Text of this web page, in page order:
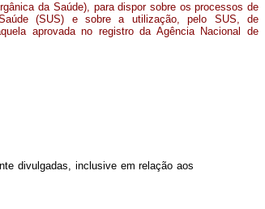
da Saúde), para dispor sobre os processos de
(SUS) e sobre a utilização, pelo SUS, de
aprovada no registro da Agência Nacional de
divulgadas, inclusive em relação aos